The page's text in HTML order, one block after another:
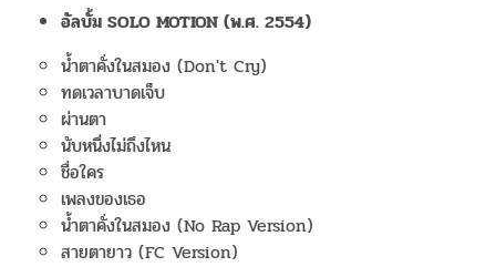
อัลบั้ม SOLO MOTION (พ.ศ. 2554)
น้ำตาคั่งในสมอง (Don't Cry)
ทดเวลาบาดเจ็บ
ผ่านตา
นับหนึ่งไม่ถึงไหน
ชื่อใคร
เพลงของเธอ
น้ำตาคั่งในสมอง (No Rap Version)
สายตายาว (FC Version)